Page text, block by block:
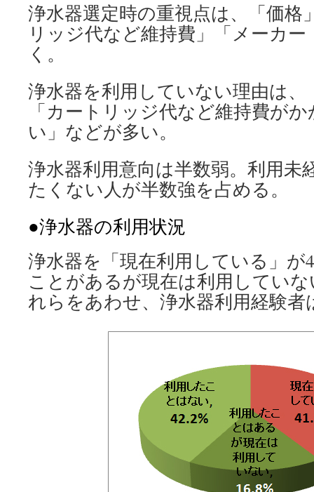
浄水器選定時の重視点は、「価格
リッジ代など維持費」「メーカ
く。
浄水器を利用していない理由は、
「カートリッジ代など維持費が
い」などが多い。
浄水器利用意向は半数弱。利用未
たくない人が半数強を占める。
●浄水器の利用状況
浄水器を「現在利用している」が
ことがあるが現在は利用していな
れらをあわせ、浄水器利用経験者